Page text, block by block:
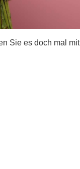
Sie es doch mal mit